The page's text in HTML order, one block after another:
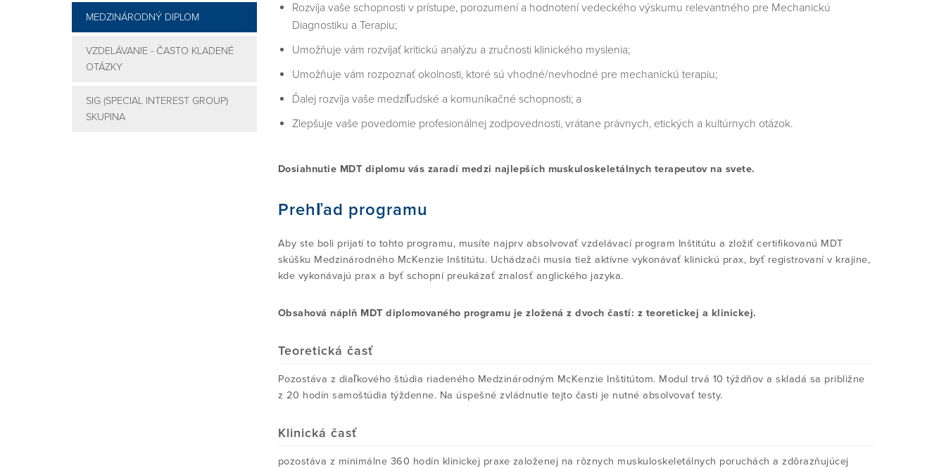
MEDZINÁRODNÝ DIPLOM
VZDELÁVANIE - ČASTO KLADENÉ
OTÁZKY
SIG (SPECIAL INTEREST GROUP)
SKUPINA
Rozvíja vaše schopnosti v prístupe, porozumení a hodnotení vedeckého výskumu relevantného pre Mechanickú
Diagnostiku a Terapiu;
Umožňuje vám rozvíjať kritickú analýzu a zručnosti klinického myslenia;
Umožňuje vám rozpoznať okolnosti, ktoré sú vhodné/nevhodné pre mechanickú terapiu;
Ďalej rozvíja vaše medziľudské a komunikačné schopnosti; a
Zlepšuje vaše povedomie profesionálnej zodpovednosti, vrátane právnych, etických a kultúrnych otázok.
Dosiahnutie MDT diplomu vás zaradí medzi najlepších muskuloskeletálnych terapeutov na svete.
Prehľad programu
Aby ste boli prijatí to tohto programu, musíte najprv absolvovať vzdelávací program Inštitútu a zložiť certifikovanú MDT
skúšku Medzinárodného McKenzie Inštitútu. Uchádzači musia tiež aktívne vykonávať klinickú prax, byť registrovaní v krajine,
kde vykonávajú prax a byť schopní preukázať znalosť anglického jazyka.
Obsahová náplň MDT diplomovaného programu je zložená z dvoch častí: z teoretickej a klinickej.
Teoretická časť
Pozostáva z diaľkového štúdia riadeného Medzinárodným McKenzie Inštitútom. Modul trvá 10 týždňov a skladá sa približne
z 20 hodín samoštúdia týždenne. Na úspešné zvládnutie tejto časti je nutné absolvovať testy.
Klinická časť
pozostáva z minimálne 360 hodín klinickej praxe založenej na rôznych muskuloskeletálnych poruchách a zdôrazňujúcej